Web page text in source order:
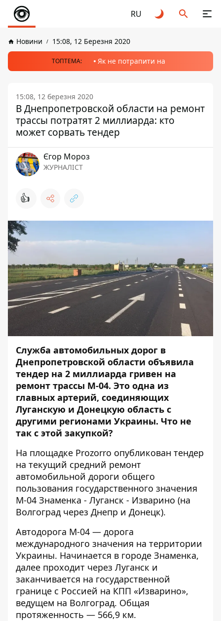
RU
Новини 15:08, 12 Березня 2020
ТОПТЕМА: Як не потрапити на
15:08, 12 березня 2020
В Днепропетровской области на ремонт
трассы потратят 2 миллиарда: кто
может сорвать тендер
Єгор Мороз
ЖУРНАЛІСТ
👍
Служба автомобильных дорог в
Днепропетровской области объявила
тендер на 2 миллиарда гривен на
ремонт трассы М-04. Это одна из
главных артерий, соединяющих
Луганскую и Донецкую область с
другими регионами Украины. Что не
так с этой закупкой?
На площадке Prozorro опубликован тендер
на текущий средний ремонт
автомобильной дороги общего
пользования государственного значения
М-04 Знаменка - Луганск - Изварино (на
Волгоград через Днепр и Донецк).
Автодорога М-04 — дорога
международного значения на территории
Украины. Начинается в городе Знаменка,
далее проходит через Луганск и
заканчивается на государственной
границе с Россией на КПП «Изварино»,
ведущем на Волгоград. Общая
протяженность — 566,9 км.